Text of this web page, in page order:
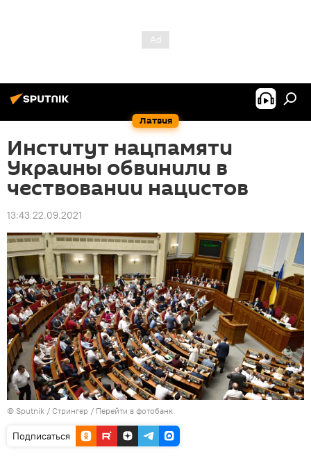
Латвия
Институт нацпамяти
Украины обвинили в
чествовании нацистов
13:43 22.09.2021
© Sputnik / Стрингер / Перейти в фотобанк
Подписаться